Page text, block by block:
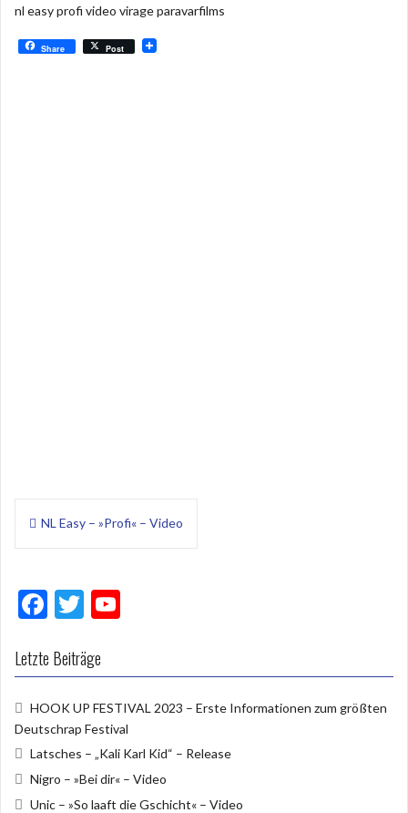
nl easy profi video virage paravarfilms
Share Post
Beitragsnavigation
NL Easy – »Profi« – Video
F
e
o
o
k
T
itt
u
b
e
Letzte Beiträge
HOOK UP FESTIVAL 2023 – Erste Informationen zum größten
Deutschrap Festival
Latsches – „Kali Karl Kid“ – Release
Nigro – »Bei dir« – Video
Unic – »So laaft die Gschicht« – Video